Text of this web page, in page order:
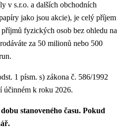
v s.r.o. a dalších obchodních
jako jsou akcie), je celý příjem
fyzických osob bez ohledu na
za 50 milionů nebo 500
1 písm. s) zákona č. 586/1992
účinném k roku 2026.
stanoveného času. Pokud